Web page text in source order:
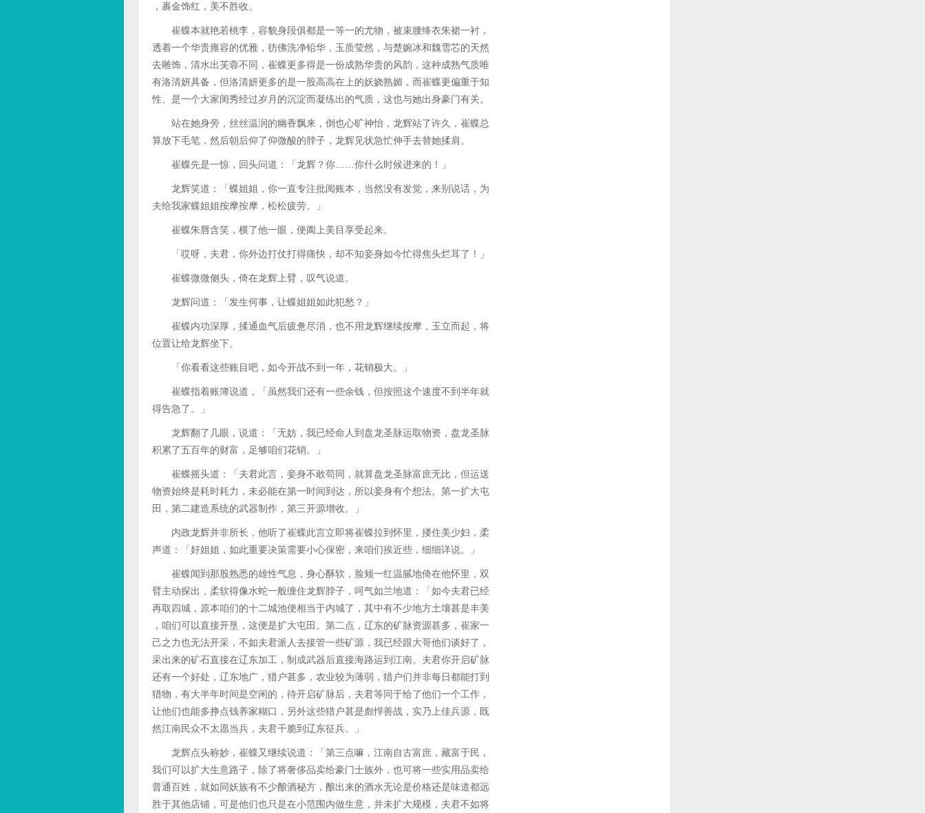
，裹金饰红，美不胜收。
崔蝶本就艳若桃李，容貌身段俱都是一等一的尤物，被束腰绛衣朱裙一衬，
透着一个华贵雍容的优雅，彷佛洗净铅华，玉质莹然，与楚婉冰和魏雪芯的天然
去雕饰，清水出芙蓉不同，崔蝶更多得是一份成熟华贵的风韵，这种成熟气质唯
有洛清妍具备，但洛清妍更多的是一股高高在上的妖娆熟媚，而崔蝶更偏重于知
性、是一个大家闺秀经过岁月的沉淀而凝练出的气质，这也与她出身豪门有关。
站在她身旁，丝丝温润的幽香飘来，倒也心旷神怡，龙辉站了许久，崔蝶总
算放下毛笔，然后朝后仰了仰微酸的脖子，龙辉见状急忙伸手去替她揉肩。
崔蝶先是一惊，回头问道：「龙辉？你……你什么时候进来的！」
龙辉笑道：「蝶姐姐，你一直专注批阅账本，当然没有发觉，来别说话，为
夫给我家蝶姐姐按摩按摩，松松疲劳。」
崔蝶朱唇含笑，横了他一眼，便阖上美目享受起来。
「哎呀，夫君，你外边打仗打得痛快，却不知妾身如今忙得焦头烂耳了！」
崔蝶微微侧头，倚在龙辉上臂，叹气说道。
龙辉问道：「发生何事，让蝶姐姐如此犯愁？」
崔蝶内功深厚，揉通血气后疲惫尽消，也不用龙辉继续按摩，玉立而起，将
位置让给龙辉坐下。
「你看看这些账目吧，如今开战不到一年，花销极大。」
崔蝶指着账簿说道，「虽然我们还有一些余钱，但按照这个速度不到半年就
得告急了。」
龙辉翻了几眼，说道：「无妨，我已经命人到盘龙圣脉运取物资，盘龙圣脉
积累了五百年的财富，足够咱们花销。」
崔蝶摇头道：「夫君此言，妾身不敢苟同，就算盘龙圣脉富庶无比，但运送
物资始终是耗时耗力，未必能在第一时间到达，所以妾身有个想法。第一扩大屯
田，第二建造系统的武器制作，第三开源增收。」
内政龙辉并非所长，他听了崔蝶此言立即将崔蝶拉到怀里，搂住美少妇，柔
声道：「好姐姐，如此重要决策需要小心保密，来咱们挨近些，细细详说。」
崔蝶闻到那股熟悉的雄性气息，身心酥软，脸颊一红温腻地倚在他怀里，双
臂主动探出，柔软得像水蛇一般缠住龙辉脖子，呵气如兰地道：「如今夫君已经
再取四城，原本咱们的十二城池便相当于内城了，其中有不少地方土壤甚是丰美
，咱们可以直接开垦，这便是扩大屯田。第二点，辽东的矿脉资源甚多，崔家一
己之力也无法开采，不如夫君派人去接管一些矿源，我已经跟大哥他们谈好了，
采出来的矿石直接在辽东加工，制成武器后直接海路运到江南。夫君你开启矿脉
还有一个好处，辽东地广，猎户甚多，农业较为薄弱，猎户们并非每日都能打到
猎物，有大半年时间是空闲的，待开启矿脉后，夫君等同于给了他们一个工作，
让他们也能多挣点钱养家糊口，另外这些猎户甚是彪悍善战，实乃上佳兵源，既
然江南民众不太愿当兵，夫君干脆到辽东征兵。」
龙辉点头称妙，崔蝶又继续说道：「第三点嘛，江南自古富庶，藏富于民，
我们可以扩大生意路子，除了将奢侈品卖给豪门士族外，也可将一些实用品卖给
普通百姓，就如同妖族有不少酿酒秘方，酿出来的酒水无论是价格还是味道都远
胜于其他店铺，可是他们也只是在小范围内做生意，并未扩大规模，夫君不如将